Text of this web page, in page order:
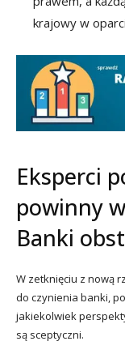
krajowy w
Eksperci
powinny
Banki
W zetknięciu z nową
do czynienia banki,
jakiekolwiek
są sceptyczni.